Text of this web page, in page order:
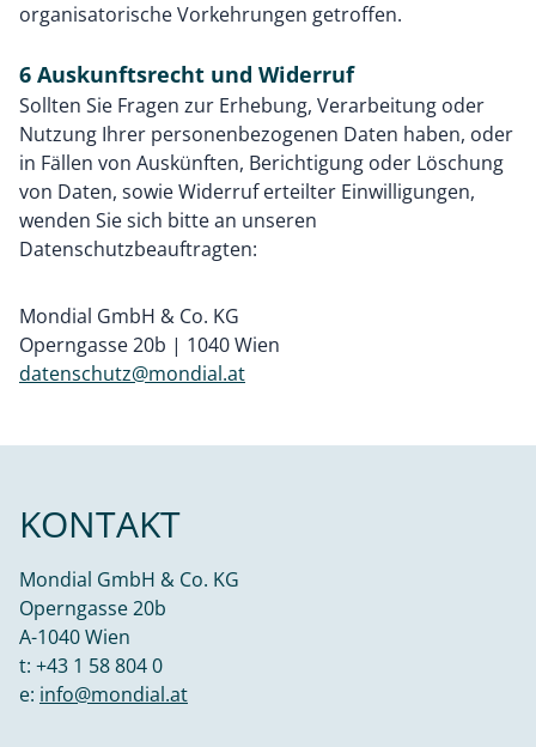
organisatorische Vorkehrungen getroffen.
6 Auskunftsrecht und Widerruf
Sollten Sie Fragen zur Erhebung, Verarbeitung oder
Nutzung Ihrer personenbezogenen Daten haben, oder
in Fällen von Auskünften, Berichtigung oder Löschung
von Daten, sowie Widerruf erteilter Einwilligungen,
wenden Sie sich bitte an unseren
Datenschutzbeauftragten:
Mondial GmbH & Co. KG
Operngasse 20b | 1040 Wien
datenschutz@mondial.at
KONTAKT
Mondial GmbH & Co. KG
Operngasse 20b
A-1040 Wien
t: +43 1 58 804 0
e: info@mondial.at